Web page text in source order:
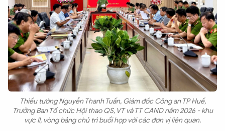
Chuyên đề
Thiếu tướng Nguyễn Thanh Tuấn, Giám đốc Công an TP Huế,
Trưởng Ban Tổ chức Hội thao QS, VT và TT CAND năm 2026 - khu
vực II, vòng bảng chủ trì buổi họp với các đơn vị liên quan.